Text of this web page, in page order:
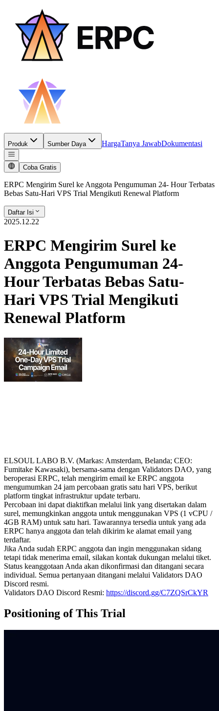
Produk Sumber Daya HargaTanya JawabDokumentasi
Coba Gratis
ERPC Mengirim Surel ke Anggota Pengumuman 24- Hour Terbatas
Bebas Satu-Hari VPS Trial Mengikuti Renewal Platform
Daftar Isi
2025.12.22
ERPC Mengirim Surel ke
Anggota Pengumuman 24-
Hour Terbatas Bebas Satu-
Hari VPS Trial Mengikuti
Renewal Platform
ELSOUL LABO B.V. (Markas: Amsterdam, Belanda; CEO:
Fumitake Kawasaki), bersama-sama dengan Validators DAO, yang
beroperasi ERPC, telah mengirim email ke ERPC anggota
mengumumkan 24 jam percobaan gratis satu hari VPS, berikut
platform tingkat infrastruktur update terbaru.
Percobaan ini dapat diaktifkan melalui link yang disertakan dalam
surel, memungkinkan anggota untuk menggunakan VPS (1 vCPU /
4GB RAM) untuk satu hari. Tawarannya tersedia untuk yang ada
ERPC hanya anggota dan telah dikirim ke alamat email yang
terdaftar.
Jika Anda sudah ERPC anggota dan ingin menggunakan sidang
tetapi tidak menerima email, silakan kontak dukungan melalui tiket.
Status keanggotaan Anda akan dikonfirmasi dan ditangani secara
individual. Semua pertanyaan ditangani melalui Validators DAO
Discord resmi.
Validators DAO Discord Resmi: https://discord.gg/C7ZQSrCkYR
Positioning of This Trial